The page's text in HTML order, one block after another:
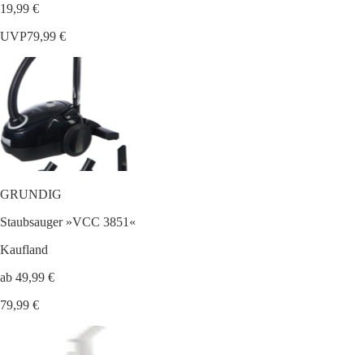
19,99 €
UVP79,99 €
GRUNDIG
Staubsauger »VCC 3851«
Kaufland
ab 49,99 €
79,99 €